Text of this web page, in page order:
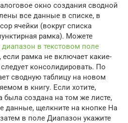
окно создания сводной
все данные в списке, в
ячейки (вокруг списка
рамка). Можете
диапазон в текстовом поле
если рамка не включает какие-
консолидировать. По
сводную таблицу на новом
в книгу. Если хотите,
была создана на том же листе,
данные, щелкните на кнопке На
в поле Диапазон укажите